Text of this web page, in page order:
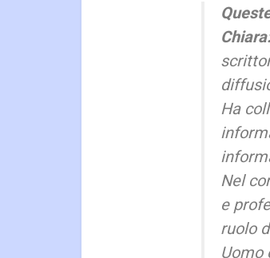
Ha
Nel
e
ruolo
Uomo